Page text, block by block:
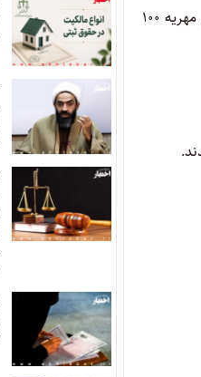
حجت الاسلام و المسلمین اژه ای با اشاره به ضرورت اصلاح برخی موارد از جمله مهریه در جامعه، گفت: طی سال‌های گذشته، در تعیین مهریه ۱۰۰